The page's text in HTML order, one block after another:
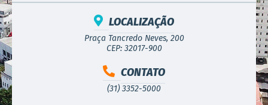
LOCALIZAÇÃO
Praça Tancredo Neves, 200
CEP: 32017-900
CONTATO
(31) 3352-5000